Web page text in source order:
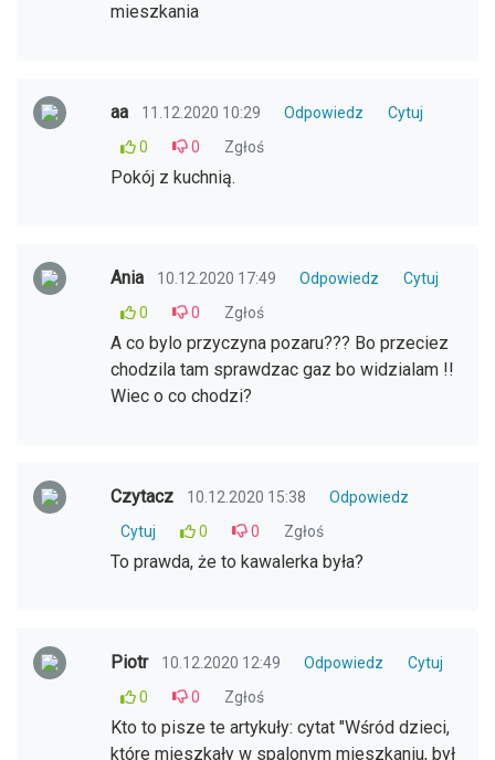
mieszkania
aa 11.12.2020 10:29 Odpowiedz
Cytuj
0
0 Zgłoś
Pokój z kuchnią.
Ania 10.12.2020 17:49 Odpowiedz
Cytuj
0
0 Zgłoś
A co bylo przyczyna pozaru??? Bo przeciez
chodzila tam sprawdzac gaz bo widzialam !!
Wiec o co chodzi?
Czytacz 10.12.2020 15:38
Odpowiedz
Cytuj
0 0 Zgłoś
To prawda, że to kawalerka była?
Piotr 10.12.2020 12:49 Odpowiedz
Cytuj
0
0 Zgłoś
Kto to pisze te artykuły: cytat "Wśród dzieci,
które mieszkały w spalonym mieszkaniu, był